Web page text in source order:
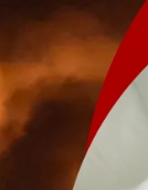
групу
конкретний
деталі
для